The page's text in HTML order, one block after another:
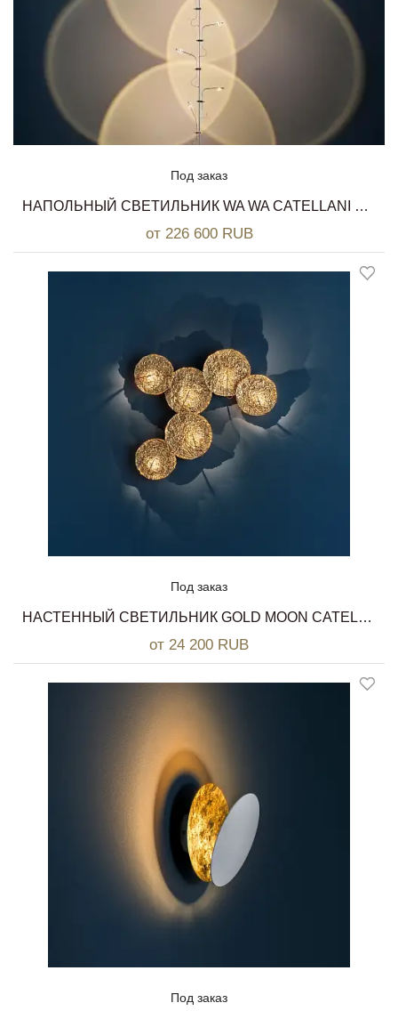
Под заказ
НАПОЛЬНЫЙ СВЕТИЛЬНИК WA WA CATELLANI & SMITH
от 226 600 RUB
Под заказ
НАСТЕННЫЙ СВЕТИЛЬНИК GOLD MOON CATELLANI & SMITH
от 24 200 RUB
Под заказ